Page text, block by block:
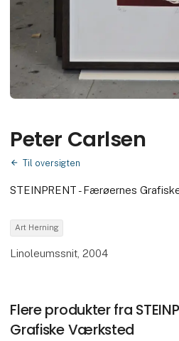
Peter Carlsen
Til oversigten
STEINPRENT - Færøernes
Art Herning
Linoleumssnit, 2004
Flere produkter fra
Grafiske Værksted